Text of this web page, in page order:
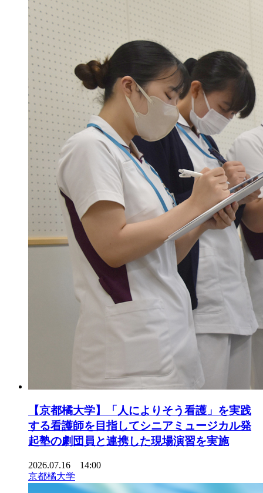
【京都橘大学】「人によりそう看護」を実践
する看護師を目指してシニアミュージカル発
起塾の劇団員と連携した現場演習を実施
2026.07.16 14:00
京都橘大学